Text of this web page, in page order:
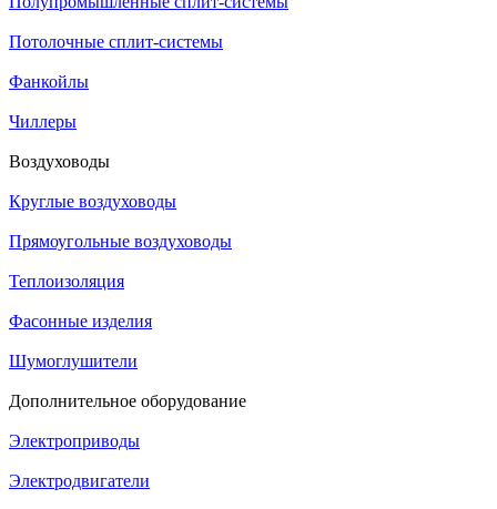
Потолочные сплит-системы
Фанкойлы
Чиллеры
Воздуховоды
Круглые воздуховоды
Прямоугольные воздуховоды
Теплоизоляция
Фасонные изделия
Шумоглушители
Дополнительное оборудование
Электроприводы
Электродвигатели